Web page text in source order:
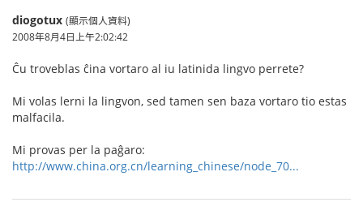
diogotux (顯示個人資料)
2008年8月4日上午2:02:42
Ĉu troveblas ĉina vortaro al iu latinida lingvo perrete?
Mi volas lerni la lingvon, sed tamen sen baza vortaro tio estas
malfacila.
Mi provas per la paĝaro:
http://www.china.org.cn/learning_chinese/node_70...